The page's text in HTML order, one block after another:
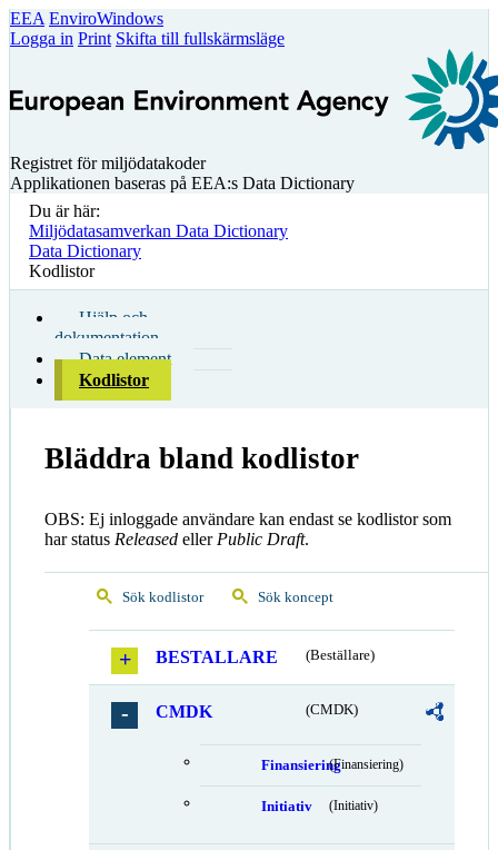
EEA EnviroWindows
Logga in Print Skifta till fullskärmsläge
Registret för miljödatakoder
Applikationen baseras på EEA:s Data Dictionary
Du är här:
Miljödatasamverkan Data Dictionary
Data Dictionary
Kodlistor
Hjälp och
dokumentation
Data element
Kodlistor
Bläddra bland kodlistor
OBS: Ej inloggade användare kan endast se kodlistor som
har status Released eller Public Draft.
Sök kodlistor Sök koncept
BESTALLARE (Beställare)
CMDK (CMDK)
Finansiering(Finansiering)
Initiativ (Initiativ)